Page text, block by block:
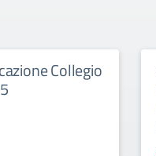
Collegio